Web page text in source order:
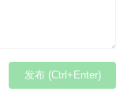
发布 (Ctrl+Enter)